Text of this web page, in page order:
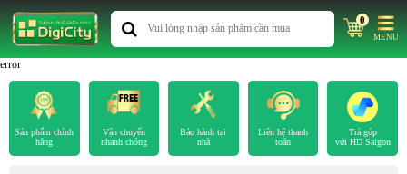
0
MENU
error
Sản phẩm chính
hãng
Vận chuyển
nhanh chóng
Bảo hành tại
nhà
Liên hệ thanh
toán
Trả góp
với HD Saigon